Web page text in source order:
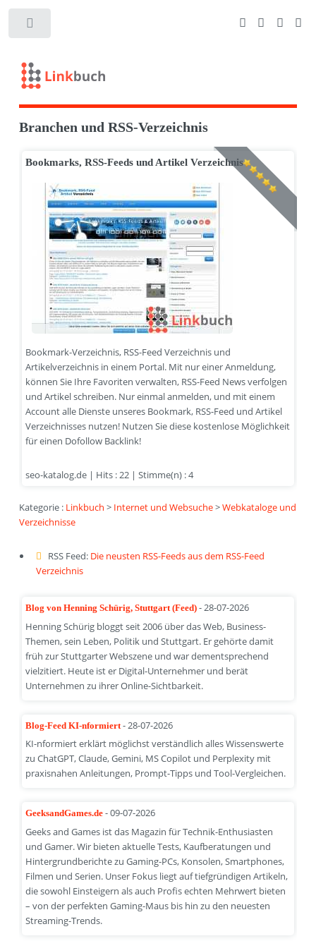
Branchen und RSS-Verzeichnis
Bookmarks, RSS-Feeds und Artikel Verzeichnis
Bookmark-Verzeichnis, RSS-Feed Verzeichnis und
Artikelverzeichnis in einem Portal. Mit nur einer Anmeldung,
können Sie Ihre Favoriten verwalten, RSS-Feed News verfolgen
und Artikel schreiben. Nur einmal anmelden, und mit einem
Account alle Dienste unseres Bookmark, RSS-Feed und Artikel
Verzeichnisses nutzen! Nutzen Sie diese kostenlose Möglichkeit
für einen Dofollow Backlink!
seo-katalog.de | Hits : 22 | Stimme(n) : 4
Kategorie : Linkbuch > Internet und Websuche>Webkataloge und
Verzeichnisse
RSS Feed: Die neusten RSS-Feeds aus dem RSS-Feed
Verzeichnis
Blog von Henning Schürig, Stuttgart (Feed) - 28-07-2026
Henning Schürig bloggt seit 2006 über das Web, Business-
Themen, sein Leben, Politik und Stuttgart. Er gehörte damit
früh zur Stuttgarter Webszene und war dementsprechend
vielzitiert. Heute ist er Digital-Unternehmer und berät
Unternehmen zu ihrer Online-Sichtbarkeit.
Blog-Feed KI-nformiert - 28-07-2026
KI-nformiert erklärt möglichst verständlich alles Wissenswerte
zu ChatGPT, Claude, Gemini, MS Copilot und Perplexity mit
praxisnahen Anleitungen, Prompt-Tipps und Tool-Vergleichen.
GeeksandGames.de - 09-07-2026
Geeks and Games ist das Magazin für Technik-Enthusiasten
und Gamer. Wir bieten aktuelle Tests, Kaufberatungen und
Hintergrundberichte zu Gaming-PCs, Konsolen, Smartphones,
Filmen und Serien. Unser Fokus liegt auf tiefgründigen Artikeln,
die sowohl Einsteigern als auch Profis echten Mehrwert bieten
– von der perfekten Gaming-Maus bis hin zu den neuesten
Streaming-Trends.